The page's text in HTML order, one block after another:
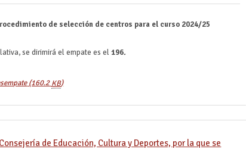
de selección de centros para el curso 2024/25
se dirimirá el empate es el196.
(160.2KB)
de Educación, Cultura y Deportes, por la que se